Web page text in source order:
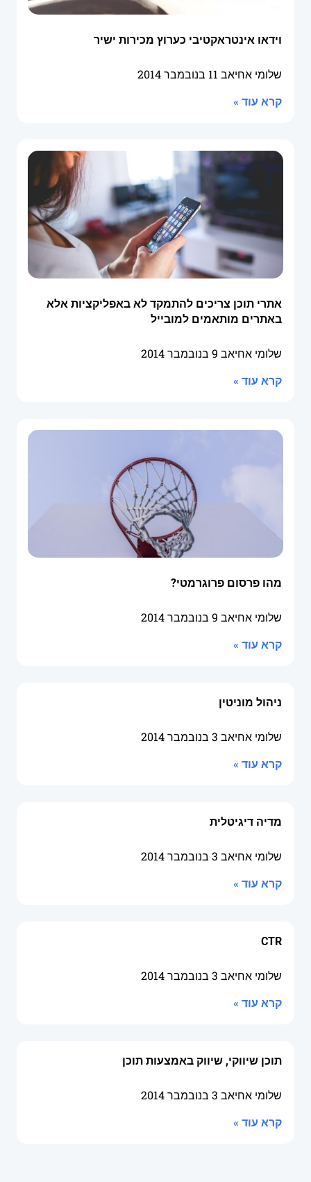
וידאו אינטראקטיבי כערוץ מכירות ישיר
שלומי אחיאב 11 בנובמבר 2014
קרא עוד »
אתרי תוכן צריכים להתמקד לא באפליקציות אלא
באתרים מותאמים למובייל
שלומי אחיאב 9 בנובמבר 2014
קרא עוד »
מהו פרסום פרוגרמטי?
שלומי אחיאב 9 בנובמבר 2014
קרא עוד »
ניהול מוניטין
שלומי אחיאב 3 בנובמבר 2014
קרא עוד »
מדיה דיגיטלית
שלומי אחיאב 3 בנובמבר 2014
קרא עוד »
CTR
שלומי אחיאב 3 בנובמבר 2014
קרא עוד »
תוכן שיווקי, שיווק באמצעות תוכן
שלומי אחיאב 3 בנובמבר 2014
קרא עוד »